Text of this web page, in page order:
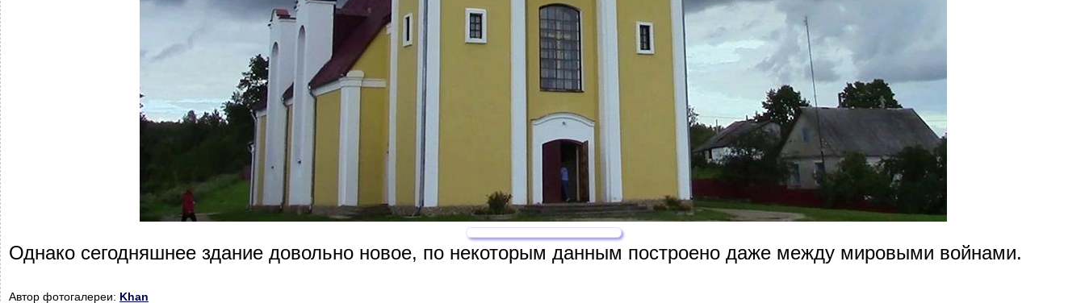
Однако сегодняшнее здание довольно новое, по некоторым данным построено даже между мировыми войнами.
Автор фотогалереи: Khan